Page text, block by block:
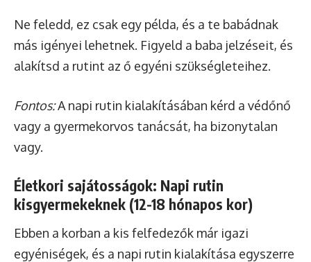
Ne feledd, ez csak egy példa, és a te babádnak
más igényei lehetnek. Figyeld a baba jelzéseit, és
alakítsd a rutint az ő egyéni szükségleteihez.
Fontos:A napi rutin kialakításában kérd a védőnő
vagy a gyermekorvos tanácsát, ha bizonytalan
vagy.
Életkori sajátosságok: Napi rutin
kisgyermekeknek (12-18 hónapos kor)
Ebben a korban a kis felfedezők már igazi
egyéniségek, és a napi rutin kialakítása egyszerre